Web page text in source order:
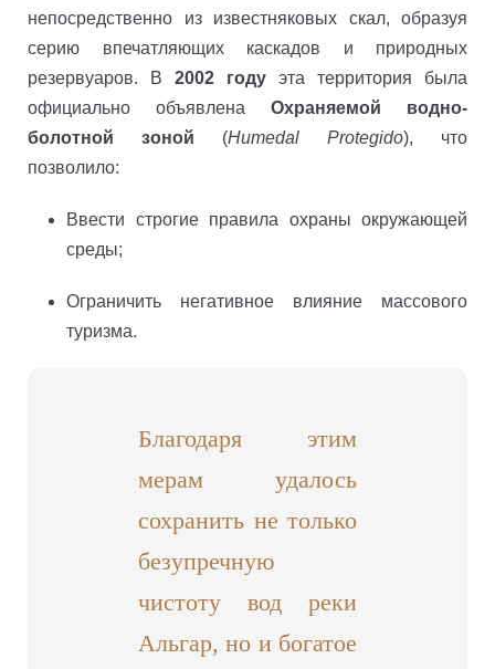
непосредственно из известняковых скал, образуя
серию впечатляющих каскадов и природных
резервуаров. В 2002 году эта территория была
официально объявлена Охраняемой водно-
болотной зоной (Humedal Protegido), что
позволило:
Ввести строгие правила охраны окружающей
среды;
Ограничить негативное влияние массового
туризма.
Благодаря этим
мерам удалось
сохранить не только
безупречную
чистоту вод реки
Альгар, но и богатое